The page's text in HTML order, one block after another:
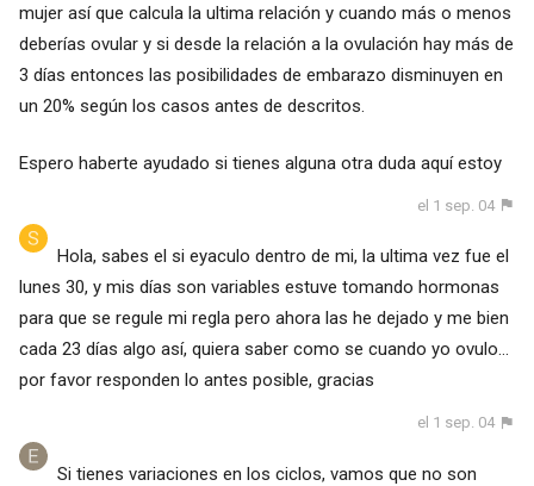
mujer así que calcula la ultima relación y cuando más o menos
deberías ovular y si desde la relación a la ovulación hay más de
3 días entonces las posibilidades de embarazo disminuyen en
un 20% según los casos antes de descritos.
Espero haberte ayudado si tienes alguna otra duda aquí estoy
el 1 sep. 04
Hola, sabes el si eyaculo dentro de mi, la ultima vez fue el
lunes 30, y mis días son variables estuve tomando hormonas
para que se regule mi regla pero ahora las he dejado y me bien
cada 23 días algo así, quiera saber como se cuando yo ovulo...
por favor responden lo antes posible, gracias
el 1 sep. 04
Si tienes variaciones en los ciclos, vamos que no son